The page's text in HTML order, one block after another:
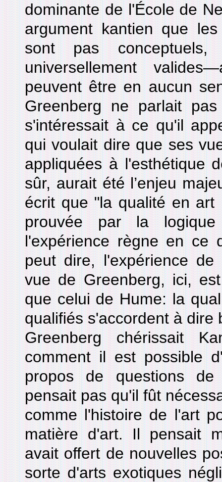
dominante de l'École de
argument kantien que
sont pas
universellement
peuvent être en aucun
Greenberg ne parlait
s'intéressait à ce qu'il
qui voulait dire que ses
appliquées à l'esthétique
sûr, aurait été l’enjeu
écrit que "la qualité en
prouvée par la
l'expérience règne en ce
peut dire, l'expérience
vue de Greenberg, ici,
que celui de Hume: la
qualifiés s'accordent à dire
Greenberg chérissait
comment il est possible
propos de questions
pensait pas qu'il fût
comme l'histoire de l'art
matière d'art. Il pensait
avait offert de nouvelles
sorte d'arts exotiques